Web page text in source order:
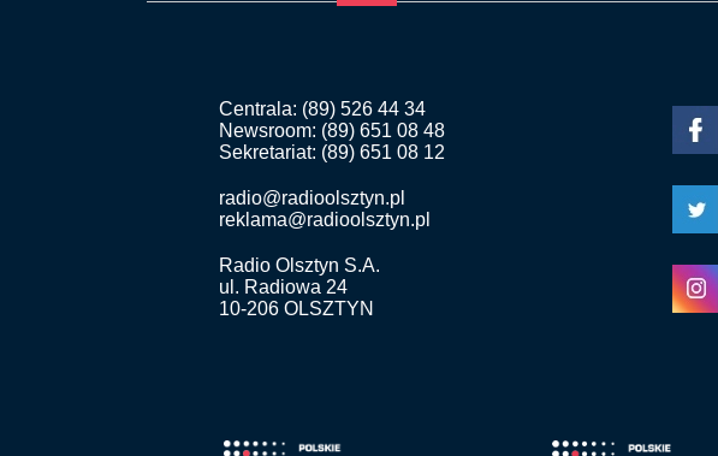
Centrala: (89) 526 44 34
Newsroom: (89) 651 08 48
Sekretariat: (89) 651 08 12
radio@radioolsztyn.pl
reklama@radioolsztyn.pl
Radio Olsztyn S.A.
ul. Radiowa 24
10-206 OLSZTYN